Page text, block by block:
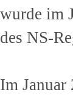
wurde im
des NS-
Im